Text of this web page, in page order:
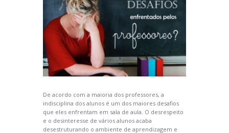
De acordo com a maioria dos professores, a
indisciplina dos alunos é um dos maiores desafios
que eles enfrentam em sala de aula. O desrespeito
e o desinteresse de vários alunos acaba
desestruturando o ambiente de aprendizagem e